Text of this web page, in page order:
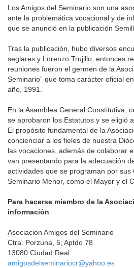
Los Amigos del Seminario son una
ante la problemática vocacional y de
que se anunció en la publicación
Tras la publicación, hubo diversos
seglares y Lorenzo Trujillo, entonces
reuniones fueron el germen de la
Seminario” que toma carácter oficial
año, 1991.
En la Asamblea General Constitutiva,
se aprobaron los Estatutos y se eligió
El propósito fundamental de la
concienciar a los fieles de nuestra
las vocaciones, además de colaborar
van presentando para la adecuación
actividades que se programan por sus
Seminario Menor, como el Mayor y el
Para hacerse miembro de la
información
Asociacion Amigos del Seminario
Ctra. Porzuna, 5; Aptdo 78
13080 Ciudad Real
amigosdelseminariocr@yahoo.es